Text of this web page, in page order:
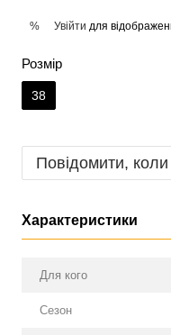
% Увійти для
Розмір
38
Повідомити, коли
Характеристики
Для кого
Сезон